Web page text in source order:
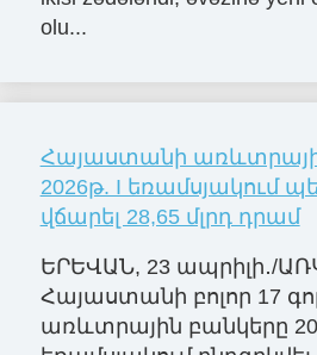
olu...
Հայաստանի
2026թ. I եռամսյակում
վճարել 28,65 մլրդ դրամ
ԵՐԵՎԱՆ, 23 ապրիլի․/
Հայաստանի բոլոր 17
առևտրային բանկերը